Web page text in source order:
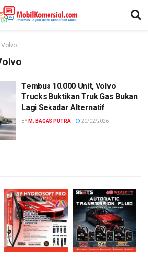
Volvo
Tembus 10.000 Unit, Volvo
Trucks Buktikan Truk Gas Bukan
Lagi Sekadar Alternatif
BY M. BAGAS PUTRA 20/02/2026